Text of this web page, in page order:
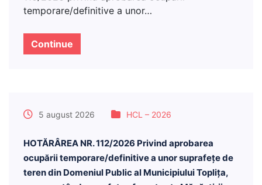
temporare/definitive a unor…
Continue
5 august 2026 HCL – 2026
HOTĂRÂREA NR. 112/2026 Privind aprobarea
ocupării temporare/definitive a unor suprafețe de
teren din Domeniul Public al Municipiului Toplița,